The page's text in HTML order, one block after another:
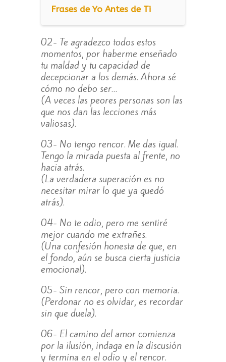
Frases de Yo Antes de Ti
02- Te agradezco todos estos
momentos, por haberme enseñado
tu maldad y tu capacidad de
decepcionar a los demás. Ahora sé
cómo no debo ser…
(A veces las peores personas son las
que nos dan las lecciones más
valiosas).
03- No tengo rencor. Me das igual.
Tengo la mirada puesta al frente, no
hacia atrás.
(La verdadera superación es no
necesitar mirar lo que ya quedó
atrás).
04- No te odio, pero me sentiré
mejor cuando me extrañes.
(Una confesión honesta de que, en
el fondo, aún se busca cierta justicia
emocional).
05- Sin rencor, pero con memoria.
(Perdonar no es olvidar, es recordar
sin que duela).
06- El camino del amor comienza
por la ilusión, indaga en la discusión
y termina en el odio y el rencor.